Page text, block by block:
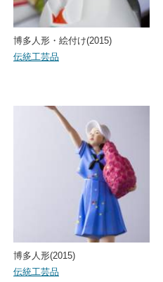
博多人形・絵付け(2015)
伝統工芸品
博多人形(2015)
伝統工芸品